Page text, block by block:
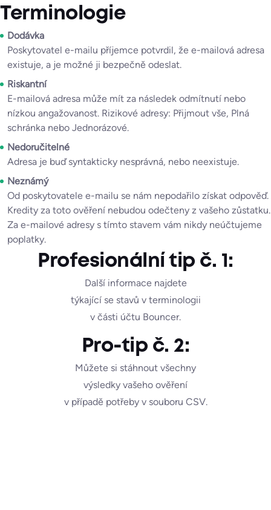
Terminologie
Dodávka
Poskytovatel e-mailu příjemce potvrdil, že e-mailová adresa
existuje, a je možné ji bezpečně odeslat.
Riskantní
E-mailová adresa může mít za následek odmítnutí nebo
nízkou angažovanost. Rizikové adresy: Přijmout vše, Plná
schránka nebo Jednorázové.
Nedoručitelné
Adresa je buď syntakticky nesprávná, nebo neexistuje.
Neznámý
Od poskytovatele e-mailu se nám nepodařilo získat odpověď.
Kredity za toto ověření nebudou odečteny z vašeho zůstatku.
Za e-mailové adresy s tímto stavem vám nikdy neúčtujeme
poplatky.
Profesionální tip č. 1:
Další informace najdete
týkající se stavů v terminologii
v části účtu Bouncer.
Pro-tip č. 2:
Můžete si stáhnout všechny
výsledky vašeho ověření
v případě potřeby v souboru CSV.